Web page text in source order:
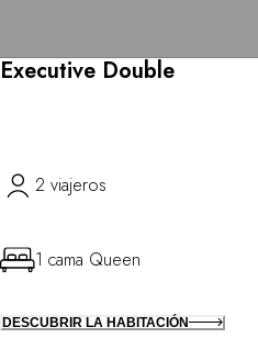
Executive Double
2 viajeros
1 cama Queen
DESCUBRIR LA HABITACIÓN